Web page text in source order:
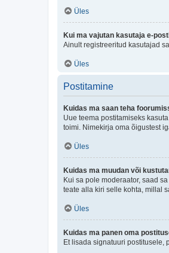
Üles
Kui ma vajutan kasutaja e-
Ainult registreeritud kasutajad
Üles
Postitamine
Kuidas ma saan teha
Uue teema postitamiseks
toimi. Nimekirja oma õigustest
Üles
Kuidas ma muudan või
Kui sa pole moderaator, saad
teate alla kiri selle kohta, millal
Üles
Kuidas ma panen oma
Et lisada signatuuri postitusele,